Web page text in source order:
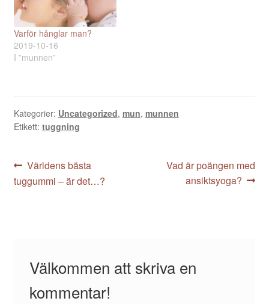
Varför hånglar man?
2019-10-16
I ”munnen”
Kategorier: Uncategorized, mun, munnen
Etikett: tuggning
Inläggsnavigering
Föregående
inlägg:
Världens bästa
tuggummi – är det…?
Nästa
inlägg:
Vad är poängen med
ansiktsyoga?
Välkommen att skriva en
kommentar!